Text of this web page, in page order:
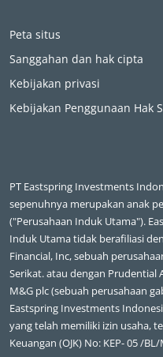
Peta situs
Sanggahan dan hak cipta
Kebijakan privasi
Kebijakan Penggunaan Hak
PT Eastspring Investments
sepenuhnya merupakan anak
("Perusahaan Induk Utama").
Induk Utama tidak berafiliasi
Financial, Inc, sebuah
Serikat. atau dengan Prudential
M&G plc (sebuah perusahaan
Eastspring Investments
yang telah memiliki izin usaha,
Keuangan (OJK) No: KEP- 05 /